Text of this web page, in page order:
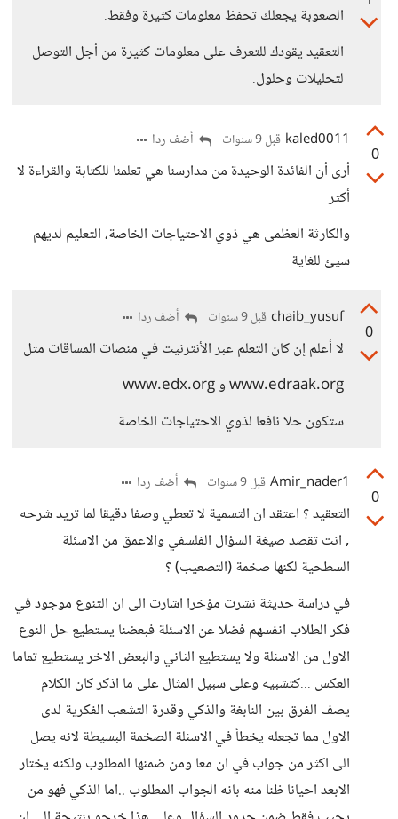
الصعوبة يجعلك تحفظ معلومات كثيرة وفقط.
التعقيد يقودك للتعرف على معلومات كثيرة من أجل التوصل
لتحليلات وحلول.
0
kaled0011 قبل 9 سنوات أضف ردا
أرى أن الفائدة الوحيدة من مدارسنا هي تعلمنا للكتابة والقراءة لا
أكثر
والكارثة العظمى هي ذوي الاحتياجات الخاصة، التعليم لديهم
سيئ للغاية
0
chaib_yusuf قبل 9 سنوات أضف ردا
لا أعلم إن كان التعلم عبر الأنترنيت في منصات المساقات مثل
www.edraak.org و www.edx.org
ستكون حلا نافعا لذوي الاحتياجات الخاصة
0
Amir_nader1 قبل 9 سنوات أضف ردا
التعقيد ؟ اعتقد ان التسمية لا تعطي وصفا دقيقا لما تريد شرحه
, انت تقصد صيغة السؤال الفلسفي والاعمق من الاسئلة
السطحية لكنها صخمة (التصعيب) ؟
في دراسة حديثة نشرت مؤخرا اشارت الى ان التنوع موجود في
فكر الطلاب انفسهم فضلا عن الاسئلة فبعضنا يستطيع حل النوع
الاول من الاسئلة ولا يستطيع الثاني والبعض الاخر يستطيع تماما
العكس ...كتشبيه وعلى سبيل المثال على ما اذكر كان الكلام
يصف الفرق بين النابغة والذكي وقدرة التشعب الفكرية لدى
الاول مما تجعله يخطأ في الاسئلة الصخمة البسيطة لانه يصل
الى اكثر من جواب في ان معا ومن ضمنها المطلوب ولكنه يختار
الابعد احيانا ظنا منه بانه الجواب المطلوب ..اما الذكي فهو من